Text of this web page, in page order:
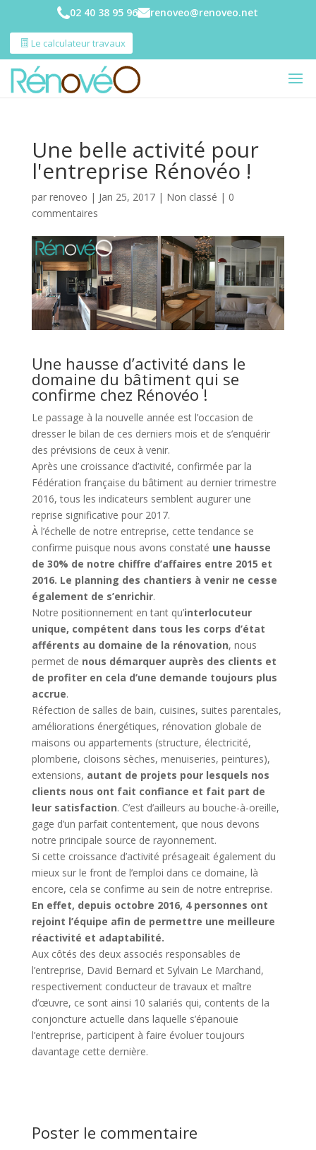
02 40 38 95 96 renoveo@renoveo.net
Le calculateur travaux
Une belle activité pour
l'entreprise Rénovéo !
par renoveo | Jan 25, 2017| Non classé | 0
commentaires
Une hausse d’activité dans le
domaine du bâtiment qui se
confirme chez Rénovéo !
Le passage à la nouvelle année est l’occasion de
dresser le bilan de ces derniers mois et de s’enquérir
des prévisions de ceux à venir.
Après une croissance d’activité, confirmée par la
Fédération française du bâtiment au dernier trimestre
2016, tous les indicateurs semblent augurer une
reprise significative pour 2017.
À l’échelle de notre entreprise, cette tendance se
confirme puisque nous avons constaté une hausse
de 30% de notre chiffre d’affaires entre 2015 et
2016. Le planning des chantiers à venir ne cesse
également de s’enrichir.
Notre positionnement en tant qu’interlocuteur
unique, compétent dans tous les corps d’état
afférents au domaine de la rénovation, nous
permet de nous démarquer auprès des clients et
de profiter en cela d’une demande toujours plus
accrue.
Réfection de salles de bain, cuisines, suites parentales,
améliorations énergétiques, rénovation globale de
maisons ou appartements (structure, électricité,
plomberie, cloisons sèches, menuiseries, peintures),
extensions, autant de projets pour lesquels nos
clients nous ont fait confiance et fait part de
leur satisfaction. C’est d’ailleurs au bouche-à-oreille,
gage d’un parfait contentement, que nous devons
notre principale source de rayonnement.
Si cette croissance d’activité présageait également du
mieux sur le front de l’emploi dans ce domaine, là
encore, cela se confirme au sein de notre entreprise.
En effet, depuis octobre 2016, 4 personnes ont
rejoint l’équipe afin de permettre une meilleure
réactivité et adaptabilité.
Aux côtés des deux associés responsables de
l’entreprise, David Bernard et Sylvain Le Marchand,
respectivement conducteur de travaux et maître
d’œuvre, ce sont ainsi 10 salariés qui, contents de la
conjoncture actuelle dans laquelle s’épanouie
l’entreprise, participent à faire évoluer toujours
davantage cette dernière.
Poster le commentaire